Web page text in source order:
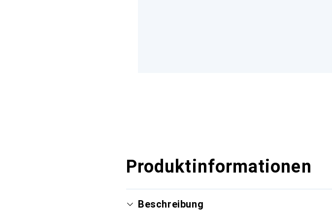
Produktinformationen
Beschreibung